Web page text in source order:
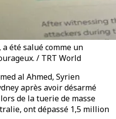
a été salué comme un
/ TRT World
al Ahmed, Syrien
après avoir désarmé
de la tuerie de masse
ont dépassé 1,5 million